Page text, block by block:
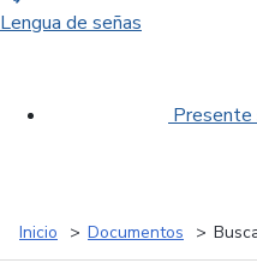
Lengua de señas
Presente
Inicio Documentos